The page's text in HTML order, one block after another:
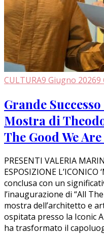
CULTURA9 Giugno 20269
Grande
Mostra di
The Good We
PRESENTI VALERIA
ESPOSIZIONE L’ICONICO
conclusa con un
l’inaugurazione di “All
mostra dell’architetto e
ospitata presso la Iconic
ha trasformato il